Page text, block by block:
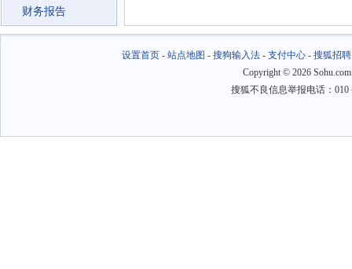
财务报告
设置首页- 站点地图 - 搜狗输入法- 支付中心- 搜狐招聘
Copyright © 2026
搜狐不良信息举报电话：010